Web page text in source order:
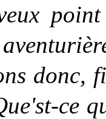
donc,
ce